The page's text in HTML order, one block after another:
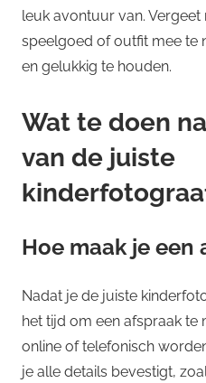
leuk avontuur van.
speelgoed of outfit mee te
en gelukkig te houden.
Wat te doen
van de juiste
Hoe maak je een
Nadat je de juiste
het tijd om een afspraak te
online of telefonisch
je alle details bevestigt,